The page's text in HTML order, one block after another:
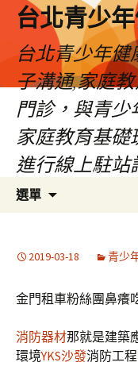
台北青少
台北青少年
子溝通,家庭
門診，與青
家庭教育基礎
進行線上駐站
選單
2019-03-18 青少
金門租車粉絲團鼻癢
消防器材那就是建築
環境YKS沙發消防工